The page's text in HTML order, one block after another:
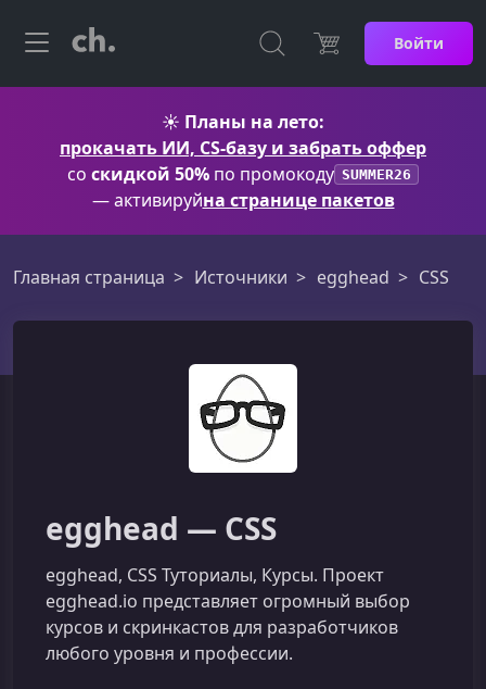
Войти
☀️ Планы на лето:
прокачать ИИ, CS-базу и забрать оффер
со скидкой 50% по промокоду SUMMER26
— активируйна странице пакетов
Главная страница Источники egghead CSS
egghead — CSS
egghead, CSS Туториалы, Курсы. Проект
egghead.io представляет огромный выбор
курсов и скринкастов для разработчиков
любого уровня и профессии.